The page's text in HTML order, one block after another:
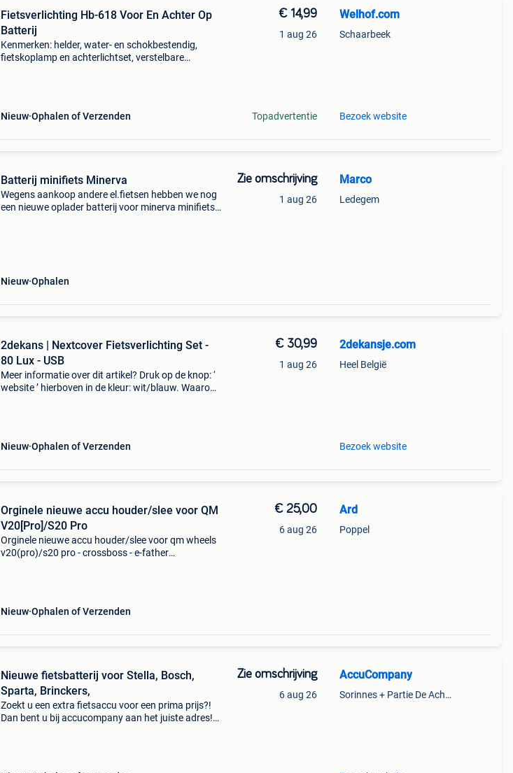
Fietsverlichting Hb-618 Voor En Achter Op
Batterij
Kenmerken: helder, water- en schokbestendig,
fietskoplamp en achterlichtset, verstelbare
Nieuw Ophalen of Verzenden
€ 14,99
1 aug 26
Topadvertentie
Welhof.com
Schaarbeek
Bezoek website
Batterij minifiets Minerva
Wegens aankoop andere el.fietsen hebben we nog
een nieuwe oplader batterij voor minerva minifiets.
Nieuw Ophalen
Zie omschrijving
1 aug 26
Marco
Ledegem
2dekans | Nextcover Fietsverlichting Set -
80 Lux - USB
Meer informatie over dit artikel? Druk op de knop: ‘
website ’ hierboven in de kleur: wit/blauw. Waarom
Nieuw Ophalen of Verzenden
€ 30,99
1 aug 26
2dekansje.com
Heel België
Bezoek website
Orginele nieuwe accu houder/slee voor QM
V20[Pro]/S20 Pro
Orginele nieuwe accu houder/slee voor qm wheels
v20(pro)/s20 pro - crossboss - e-father
Nieuw Ophalen of Verzenden
€ 25,00
6 aug 26
Ard
Poppel
Nieuwe fietsbatterij voor Stella, Bosch,
Sparta, Brinckers,
Zoekt u een extra fietsaccu voor een prima prijs?!
Dan bent u bij accucompany aan het juiste adres!
Zie omschrijving
6 aug 26
AccuCompany
Sorinnes + Partie De Achene